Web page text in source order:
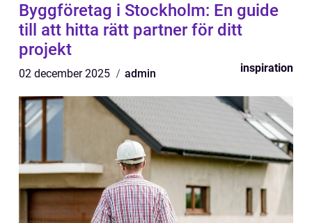
Byggföretag i Stockholm: En guide
till att hitta rätt partner för ditt
projekt
02 december 2025 admin inspiration